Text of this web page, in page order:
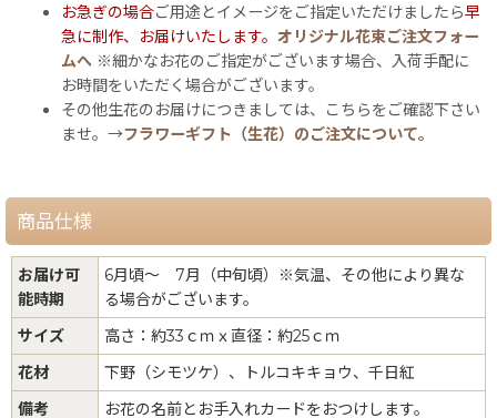
お急ぎの場合ご用途とイメージをご指定いただけましたら早
急に制作、お届けいたします。 オリジナル花束ご注文フォー
ムへ ※細かなお花のご指定がございます場合、入荷手配に
お時間をいただく場合がございます。
その他生花のお届けにつきましては、こちらをご確認下さい
ませ。→フラワーギフト（生花）のご注文について。
商品仕様
お届け可
能時期
6月頃〜 7月（中旬頃）※気温、その他により異な
る場合がございます。
サイズ
高さ：約33ｃｍｘ直径：約25ｃｍ
花材
下野（シモツケ）、トルコキキョウ、千日紅
備考
お花の名前とお手入れカードをおつけします。